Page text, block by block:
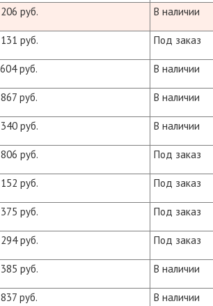
руб. В наличии
руб. Под заказ
руб. В наличии
руб. В наличии
руб. В наличии
руб. Под заказ
руб. Под заказ
руб. Под заказ
руб. Под заказ
руб. В наличии
руб. В наличии